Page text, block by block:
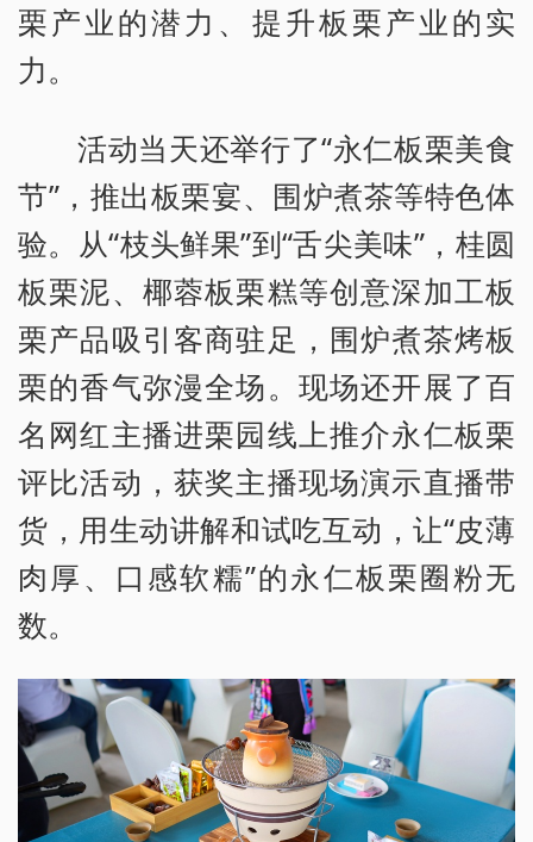
栗产业的潜力、提升板栗产业的实
力。
活动当天还举行了“永仁板栗美食
节”，推出板栗宴、围炉煮茶等特色体
验。从“枝头鲜果”到“舌尖美味”，桂圆
板栗泥、椰蓉板栗糕等创意深加工板
栗产品吸引客商驻足，围炉煮茶烤板
栗的香气弥漫全场。现场还开展了百
名网红主播进栗园线上推介永仁板栗
评比活动，获奖主播现场演示直播带
货，用生动讲解和试吃互动，让“皮薄
肉厚、口感软糯”的永仁板栗圈粉无
数。